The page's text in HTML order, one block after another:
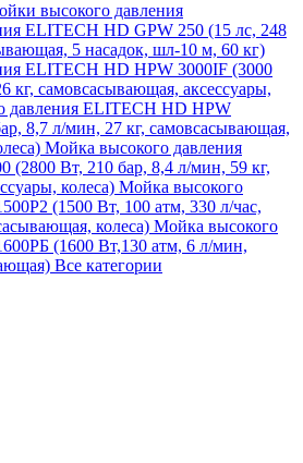
высокого давления
ELITECH HD GPW 250 (15 лс, 248
5 насадок, шл-10 м, 60 кг)
ELITECH HD HPW 3000IF (3000
кг, самовсасывающая, аксессуары,
давления ELITECH HD HPW
8,7 л/мин, 27 кг, самовсасывающая,
Мойка высокого давления
Вт, 210 бар, 8,4 л/мин, 59 кг,
колеса) Мойка высокого
(1500 Вт, 100 атм, 330 л/час,
колеса) Мойка высокого
(1600 Вт,130 атм, 6 л/мин,
Все категории